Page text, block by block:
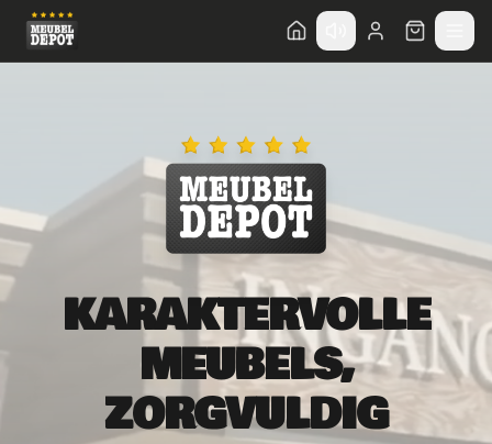
Direct naar hoofdinhoud
KARAKTERVOLLE
MEUBELS,
ZORGVULDIG